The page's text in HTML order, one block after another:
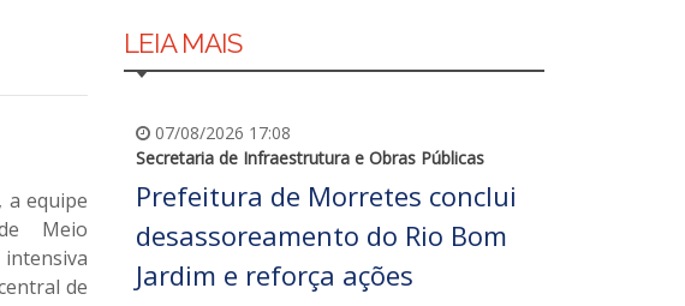
a equipe
Meio
de
LEIA MAIS
07/08/2026 17:08
Secretaria de Infraestrutura e Obras Públicas
Prefeitura de Morretes conclui
desassoreamento do Rio Bom
Jardim e reforça ações